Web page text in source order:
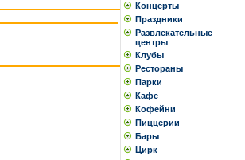
Концерты
Праздники
Развлекательные
центры
Клубы
Рестораны
Парки
Кафе
Кофейни
Пиццерии
Бары
Цирк